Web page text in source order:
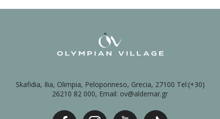
Skafidia, Ilia, Olimpia, Peloponneso, Grecia, 27100 Tel:(+30)
26210 82 000, Email: ov@aldemar.gr